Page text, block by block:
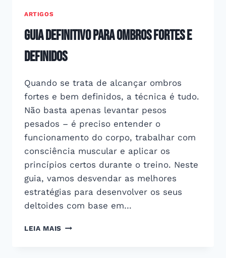
ARTIGOS
Guia Definitivo para Ombros Fortes e
Definidos
Quando se trata de alcançar ombros
fortes e bem definidos, a técnica é tudo.
Não basta apenas levantar pesos
pesados – é preciso entender o
funcionamento do corpo, trabalhar com
consciência muscular e aplicar os
princípios certos durante o treino. Neste
guia, vamos desvendar as melhores
estratégias para desenvolver os seus
deltoides com base em…
LEIA MAIS GUIA